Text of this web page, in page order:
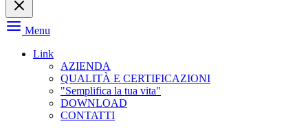
Menu
Link
AZIENDA
QUALITÀ E CERTIFICAZIONI
"Semplifica la tua vita"
DOWNLOAD
CONTATTI